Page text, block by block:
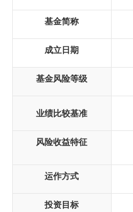
基金简称
成立日期
基金风险等级
业绩比较基准
风险收益特征
运作方式
投资目标